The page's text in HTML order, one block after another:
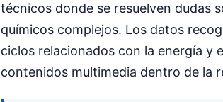
técnicos donde se resuelven dudas
químicos complejos. Los datos
ciclos relacionados con la energía y
contenidos multimedia dentro de la